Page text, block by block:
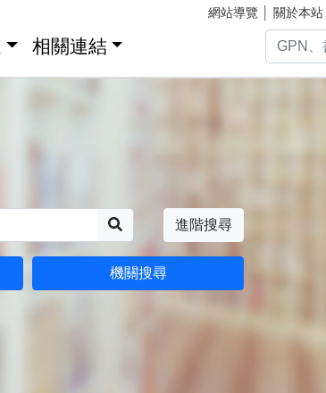
網站導覽 關於本站
相關連結
進階搜尋
機關搜尋